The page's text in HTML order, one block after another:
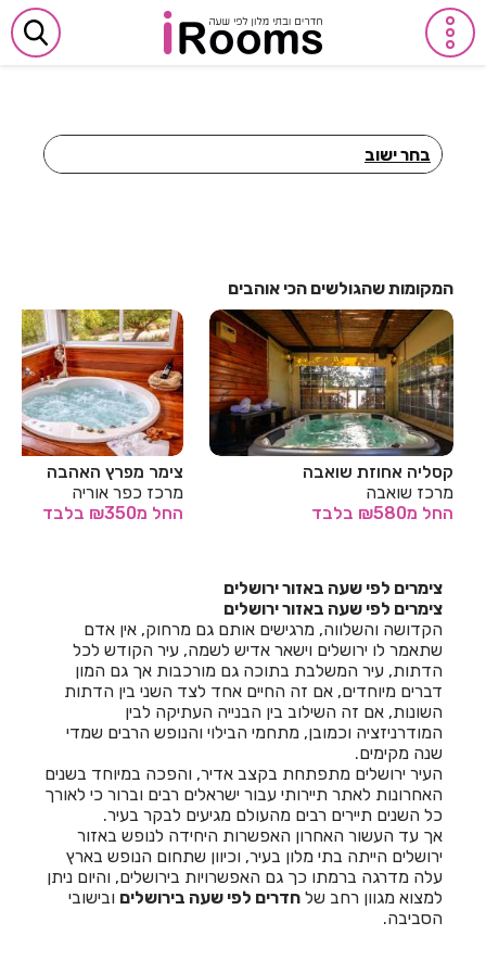
בחר ישוב
חדרים לפי שעה באבן מנחם
חדרים לפי שעה באומן
חדרים לפי שעה באומץ
חדרים לפי שעה באופקים
חדרים לפי שעה באור יהודה
חדרים לפי שעה באור עקיבא
חדרים לפי שעה באחיהוד
חדרים לפי שעה באילת
חדרים לפי שעה באלישמע
חדרים לפי שעה באלקוש
חדרים לפי שעה באמירים
חדרים לפי שעה באניעם
חדרים לפי שעה באריאל
חדרים לפי שעה באשבול
חדרים לפי שעה באשדוד
המקומות שהגולשים הכי אוהבים
קסליה אחוזת שואבה
מרכז שואבה
החל מ₪580 בלבד
צימר מפרץ האהבה
מרכז כפר אוריה
החל מ₪350 בלבד
צימרים לפי שעה באזור ירושלים
צימרים לפי שעה באזור ירושלים
הקדושה והשלווה, מרגישים אותם גם מרחוק, אין אדם
שתאמר לו ירושלים וישאר אדיש לשמה, עיר הקודש לכל
הדתות, עיר המשלבת בתוכה גם מורכבות אך גם המון
דברים מיוחדים, אם זה החיים אחד לצד השני בין הדתות
השונות, אם זה השילוב בין הבנייה העתיקה לבין
המודרניזציה וכמובן, מתחמי הבילוי והנופש הרבים שמדי
שנה מקימים.
העיר ירושלים מתפתחת בקצב אדיר, והפכה במיוחד בשנים
האחרונות לאתר תיירותי עבור ישראלים רבים וברור כי לאורך
כל השנים תיירים רבים מהעולם מגיעים לבקר בעיר.
אך עד העשור האחרון האפשרות היחידה לנופש באזור
ירושלים הייתה בתי מלון בעיר, וכיוון שתחום הנופש בארץ
עלה מדרגה ברמתו כך גם האפשרויות בירושלים, והיום ניתן
למצוא מגוון רחב של חדרים לפי שעה בירושלים ובישובי
הסביבה.